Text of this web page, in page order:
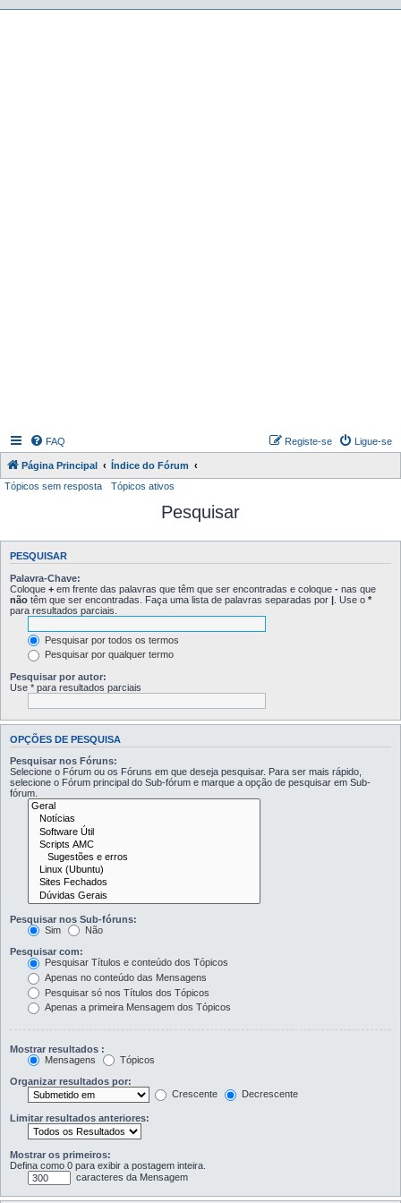
FAQ Ligue-se
Registe-se
Página Principal
Índice do Fórum
Tópicos sem resposta
Tópicos ativos
Pesquisar
PESQUISAR
Palavra-Chave:
Coloque + em frente das palavras que têm que ser encontradas e coloque - nas que
não têm que ser encontradas. Faça uma lista de palavras separadas por | . Use o *
para resultados parciais.
Pesquisar por todos os termos
Pesquisar por qualquer termo
Pesquisar por autor:
Use * para resultados parciais
OPÇÕES DE PESQUISA
Pesquisar nos Fóruns:
Selecione o Fórum ou os Fóruns em que deseja pesquisar. Para ser mais rápido,
selecione o Fórum principal do Sub-fórum e marque a opção de pesquisar em Sub-
fórum.
Pesquisar nos Sub-fóruns:
Sim
Não
Pesquisar com:
Pesquisar Títulos e conteúdo dos Tópicos
Apenas no conteúdo das Mensagens
Pesquisar só nos Títulos dos Tópicos
Apenas a primeira Mensagem dos Tópicos
Mostrar resultados :
Mensagens
Tópicos
Organizar resultados por:
Crescente
Decrescente
Limitar resultados anteriores:
Mostrar os primeiros:
Defina como 0 para exibir a postagem inteira.
caracteres da Mensagem